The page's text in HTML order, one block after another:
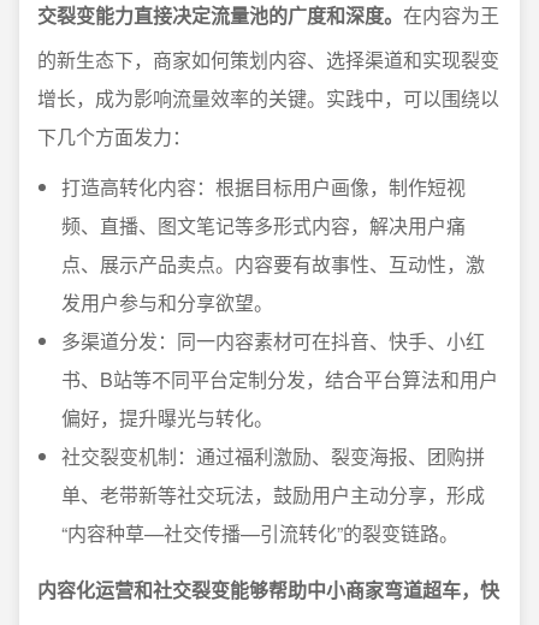
交裂变能力直接决定流量池的广度和深度。 在内容为王
的新生态下，商家如何策划内容、选择渠道和实现裂变
增长，成为影响流量效率的关键。实践中，可以围绕以
下几个方面发力：
打造高转化内容：根据目标用户画像，制作短视
频、直播、图文笔记等多形式内容，解决用户痛
点、展示产品卖点。内容要有故事性、互动性，激
发用户参与和分享欲望。
多渠道分发：同一内容素材可在抖音、快手、小红
书、B站等不同平台定制分发，结合平台算法和用户
偏好，提升曝光与转化。
社交裂变机制：通过福利激励、裂变海报、团购拼
单、老带新等社交玩法，鼓励用户主动分享，形成
“内容种草—社交传播—引流转化”的裂变链路。
内容化运营和社交裂变能够帮助中小商家弯道超车，快